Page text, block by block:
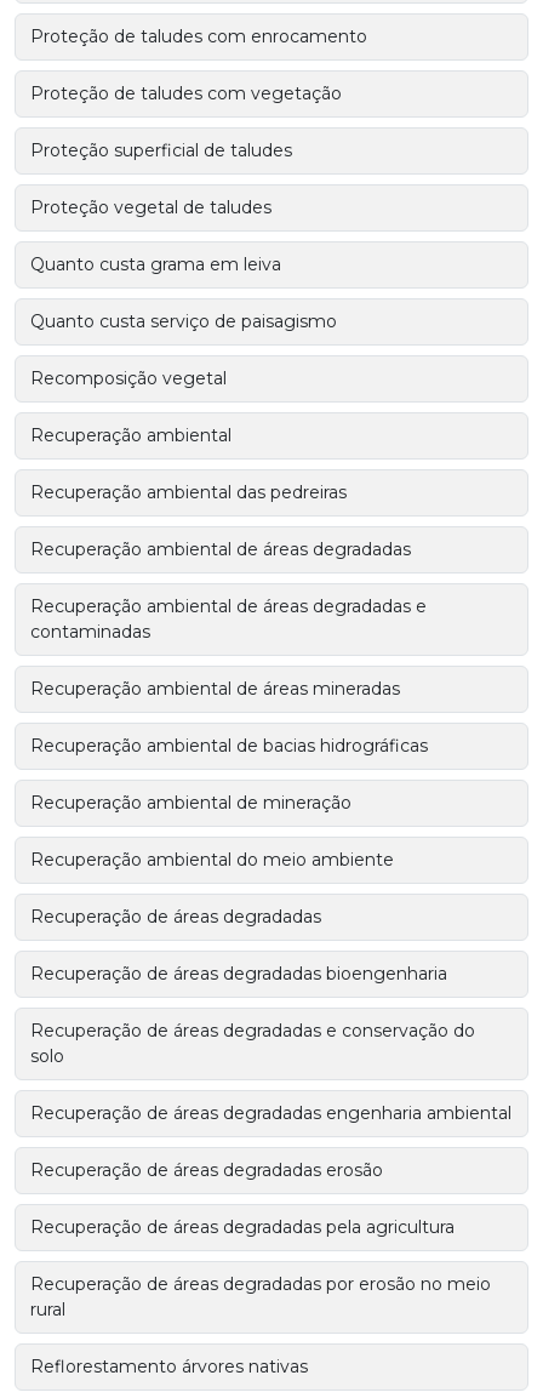
Proteção de taludes com enrocamento
Proteção de taludes com vegetação
Proteção superficial de taludes
Proteção vegetal de taludes
Quanto custa grama em leiva
Quanto custa serviço de paisagismo
Recomposição vegetal
Recuperação ambiental
Recuperação ambiental das pedreiras
Recuperação ambiental de áreas degradadas
Recuperação ambiental de áreas degradadas e
contaminadas
Recuperação ambiental de áreas mineradas
Recuperação ambiental de bacias hidrográficas
Recuperação ambiental de mineração
Recuperação ambiental do meio ambiente
Recuperação de áreas degradadas
Recuperação de áreas degradadas bioengenharia
Recuperação de áreas degradadas e conservação do
solo
Recuperação de áreas degradadas engenharia ambiental
Recuperação de áreas degradadas erosão
Recuperação de áreas degradadas pela agricultura
Recuperação de áreas degradadas por erosão no meio
rural
Reflorestamento árvores nativas